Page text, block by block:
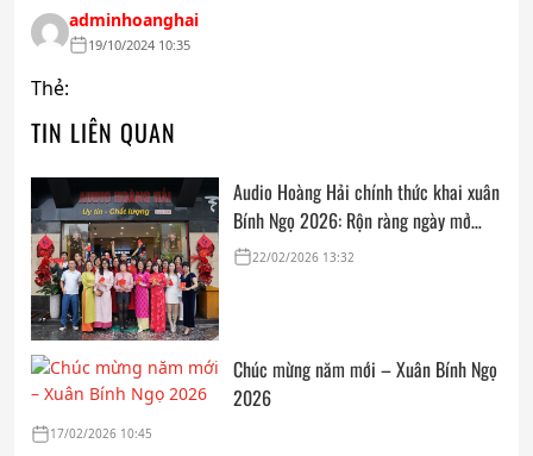
adminhoanghai
19/10/2024 10:35
Thẻ:
TIN LIÊN QUAN
Audio Hoàng Hải chính thức khai xuân
Bính Ngọ 2026: Rộn ràng ngày mở
cửa, trọn vẹn lời chúc đầu năm
22/02/2026 13:32
Chúc mừng năm mới – Xuân Bính Ngọ
2026
17/02/2026 10:45